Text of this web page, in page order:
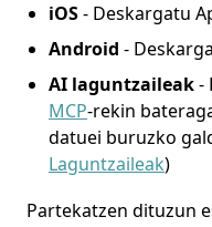
iOS- Deskargatu
Android -
AI laguntzaileak-
MCP-rekin
datuei buruzko
Laguntzaileak)
Partekatzen dituzun